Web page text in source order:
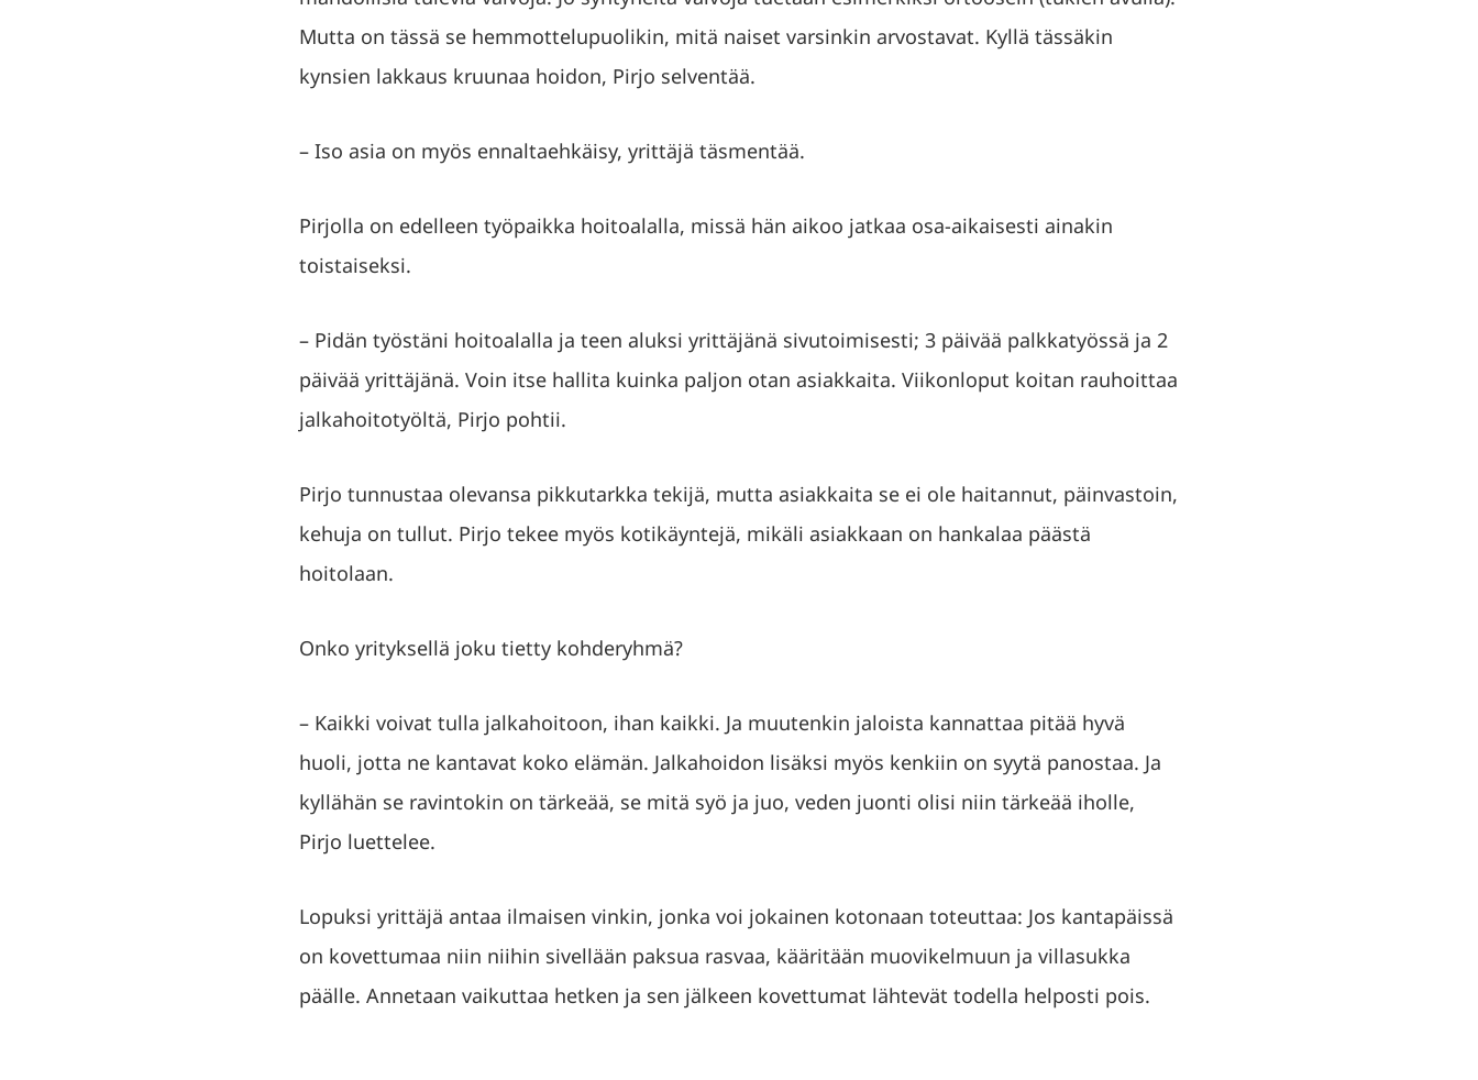
Mutta on tässä se hemmottelupuolikin, mitä naiset varsinkin arvostavat. Kyllä tässäkin
kynsien lakkaus kruunaa hoidon, Pirjo selventää.
– Iso asia on myös ennaltaehkäisy, yrittäjä täsmentää.
Pirjolla on edelleen työpaikka hoitoalalla, missä hän aikoo jatkaa osa-aikaisesti ainakin
toistaiseksi.
– Pidän työstäni hoitoalalla ja teen aluksi yrittäjänä sivutoimisesti; 3 päivää palkkatyössä ja 2
päivää yrittäjänä. Voin itse hallita kuinka paljon otan asiakkaita. Viikonloput koitan rauhoittaa
jalkahoitotyöltä, Pirjo pohtii.
Pirjo tunnustaa olevansa pikkutarkka tekijä, mutta asiakkaita se ei ole haitannut, päinvastoin,
kehuja on tullut. Pirjo tekee myös kotikäyntejä, mikäli asiakkaan on hankalaa päästä
hoitolaan.
Onko yrityksellä joku tietty kohderyhmä?
– Kaikki voivat tulla jalkahoitoon, ihan kaikki. Ja muutenkin jaloista kannattaa pitää hyvä
huoli, jotta ne kantavat koko elämän. Jalkahoidon lisäksi myös kenkiin on syytä panostaa. Ja
kyllähän se ravintokin on tärkeää, se mitä syö ja juo, veden juonti olisi niin tärkeää iholle,
Pirjo luettelee.
Lopuksi yrittäjä antaa ilmaisen vinkin, jonka voi jokainen kotonaan toteuttaa: Jos kantapäissä
on kovettumaa niin niihin sivellään paksua rasvaa, kääritään muovikelmuun ja villasukka
päälle. Annetaan vaikuttaa hetken ja sen jälkeen kovettumat lähtevät todella helposti pois.